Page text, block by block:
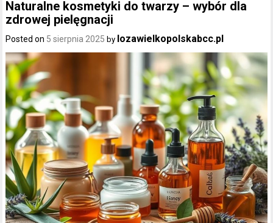
Naturalne kosmetyki do twarzy – wybór dla
zdrowej pielęgnacji
Posted on 5 sierpnia 2025 by lozawielkopolskabcc.pl